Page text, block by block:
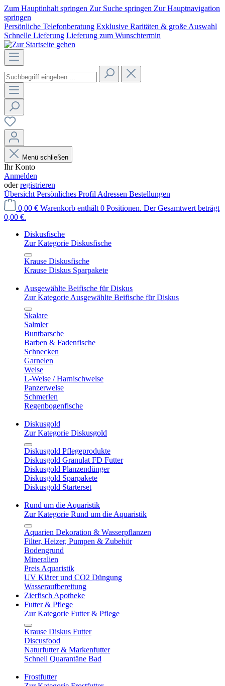
Zum Hauptinhalt springen Zur Suche springen Zur Hauptnavigation
springen
Persönliche Telefonberatung Exklusive Raritäten & große Auswahl
Schnelle Lieferung Lieferung zum Wunschtermin
Menü schließen
Ihr Konto
Anmelden
oderregistrieren
Übersicht Persönliches Profil Adressen Bestellungen
0,00 € Warenkorb enthält 0 Positionen. Der Gesamtwert beträgt
0,00 €.
Diskusfische
Zur Kategorie Diskusfische
Krause Diskusfische
Krause Diskus Sparpakete
Ausgewählte Beifische für Diskus
Zur Kategorie Ausgewählte Beifische für Diskus
Skalare
Salmler
Buntbarsche
Barben & Fadenfische
Schnecken
Garnelen
Welse
L-Welse / Harnischwelse
Panzerwelse
Schmerlen
Regenbogenfische
Diskusgold
Zur Kategorie Diskusgold
Diskusgold Pflegeprodukte
Diskusgold Granulat FD Futter
Diskusgold Planzendünger
Diskusgold Sparpakete
Diskusgold Starterset
Rund um die Aquaristik
Zur Kategorie Rund um die Aquaristik
Aquarien Dekoration & Wasserpflanzen
Filter, Heizer, Pumpen & Zubehör
Bodengrund
Mineralien
Preis Aquaristik
UV Klärer und CO2 Düngung
Wasseraufbereitung
Zierfisch Apotheke
Futter & Pflege
Zur Kategorie Futter & Pflege
Krause Diskus Futter
Discusfood
Naturfutter & Markenfutter
Schnell Quarantäne Bad
Frostfutter